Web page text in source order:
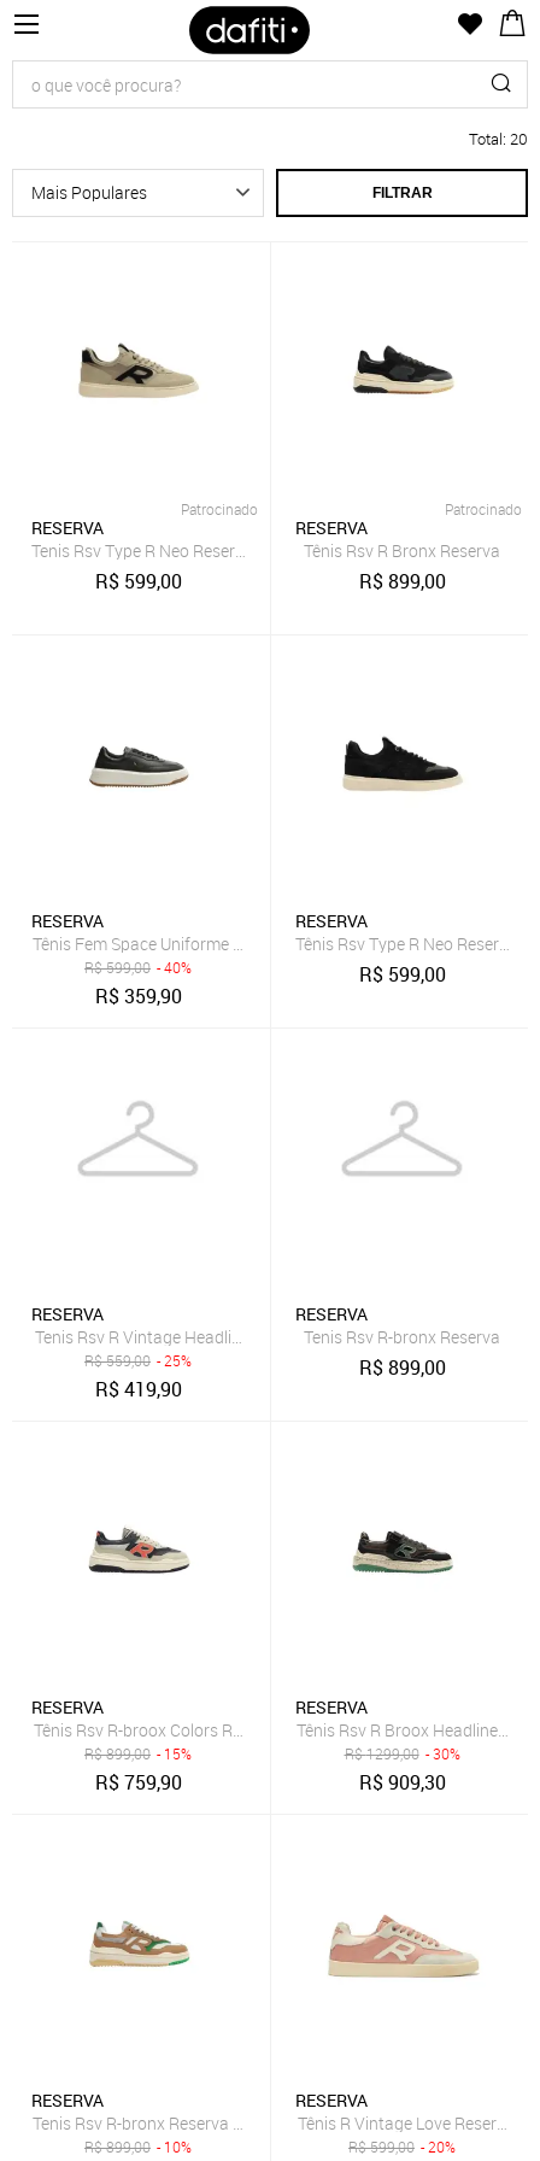
Total: 20
FILTRAR
Patrocinado
RESERVA
Tenis Rsv Type R Neo Reserva Go
R$ 599,00
Patrocinado
RESERVA
Tênis Rsv R Bronx Reserva
R$899,00
RESERVA
Tênis Fem Space Uniforme Reserva Preto
R$599,00 - 40%
R$359,90
RESERVA
Tênis Rsv Type R Neo Reserva
R$ 599,00
RESERVA
Tenis Rsv R Vintage Headliner Reserva Go
R$559,00 - 25%
R$419,90
RESERVA
Tenis Rsv R-bronx Reserva
R$899,00
RESERVA
Tênis Rsv R-broox Colors Reserva Go
R$899,00 - 15%
R$759,90
RESERVA
Tênis Rsv R Broox Headliner
R$1299,00 - 30%
R$909,30
RESERVA
Tenis Rsv R-bronx Reserva Verde
R$899,00 - 10%
RESERVA
Tênis R Vintage Love Reserva Go
R$599,00 - 20%